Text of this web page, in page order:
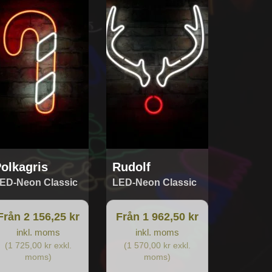
Neon Classic
2 156,25 kr
inkl. moms
(1 725,00 kr exkl.
moms)
Rudolf
LED-Neon Classic
Från 1 962,50 kr
inkl. moms
(1 570,00 kr exkl.
moms)
produkten
har
flera
varianter.
De
olika
alternativen
produktsidan